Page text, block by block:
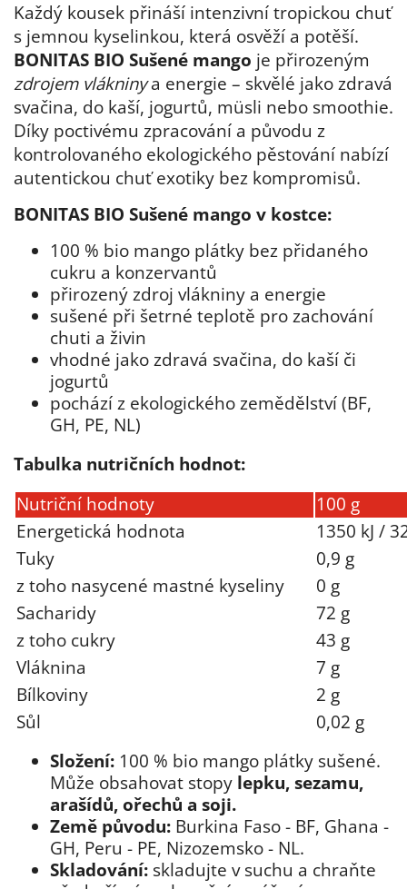
Každý kousek přináší intenzivní tropickou chuť
s jemnou kyselinkou, která osvěží a potěší.
BONITAS BIO Sušené mango je přirozeným
zdrojem vlákninya energie – skvělé jako zdravá
svačina, do kaší, jogurtů, müsli nebo smoothie.
Díky poctivému zpracování a původu z
kontrolovaného ekologického pěstování nabízí
autentickou chuť exotiky bez kompromisů.
BONITAS BIO Sušené mango v kostce:
100 % bio mango plátky bez přidaného
cukru a konzervantů
přirozený zdroj vlákniny a energie
sušené při šetrné teplotě pro zachování
chuti a živin
vhodné jako zdravá svačina, do kaší či
jogurtů
pochází z ekologického zemědělství (BF,
GH, PE, NL)
Tabulka nutričních hodnot:
Nutriční hodnoty
100 g
Energetická hodnota
1350 kJ /
Tuky
0,9 g
z toho nasycené mastné kyseliny
0 g
Sacharidy
72 g
z toho cukry
43 g
Vláknina
7 g
Bílkoviny
2 g
Sůl
0,02 g
Složení: 100 % bio mango plátky sušené.
Může obsahovat stopy lepku, sezamu,
arašídů, ořechů a soji.
Země původu: Burkina Faso - BF, Ghana -
GH, Peru - PE, Nizozemsko - NL.
Skladování: skladujte v suchu a chraňte